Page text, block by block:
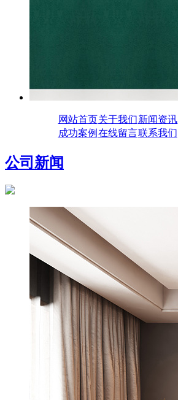
网站首页关于我们新闻资讯
成功案例 在线留言联系我们
公司新闻